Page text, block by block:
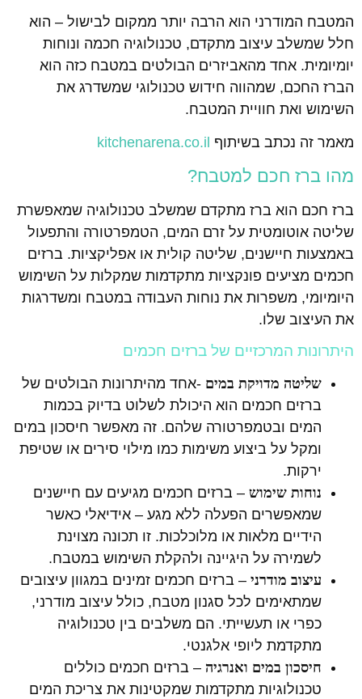
המטבח המודרני הוא הרבה יותר ממקום לבישול – הוא
חלל שמשלב עיצוב מתקדם, טכנולוגיה חכמה ונוחות
יומיומית. אחד מהאביזרים הבולטים במטבח כזה הוא
הברז החכם, שמהווה חידוש טכנולוגי שמשדרג את
השימוש ואת חוויית המטבח.
מאמר זה נכתב בשיתוףkitchenarena.co.il
מהו ברז חכם למטבח?
ברז חכם הוא ברז מתקדם שמשלב טכנולוגיה שמאפשרת
שליטה אוטומטית על זרם המים, הטמפרטורה והתפעול
באמצעות חיישנים, שליטה קולית או אפליקציות. ברזים
חכמים מציעים פונקציות מתקדמות שמקלות על השימוש
היומיומי, משפרות את נוחות העבודה במטבח ומשדרגות
את העיצוב שלו.
היתרונות המרכזיים של ברזים חכמים
שליטה מדויקת במים-אחד מהיתרונות הבולטים של
ברזים חכמים הוא היכולת לשלוט בדיוק בכמות
המים ובטמפרטורה שלהם. זה מאפשר חיסכון במים
ומקל על ביצוע משימות כמו מילוי סירים או שטיפת
ירקות.
נוחות שימוש– ברזים חכמים מגיעים עם חיישנים
שמאפשרים הפעלה ללא מגע – אידיאלי כאשר
הידיים מלאות או מלוכלכות. זו תכונה מצוינת
לשמירה על היגיינה ולהקלת השימוש במטבח.
עיצוב מודרני– ברזים חכמים זמינים במגוון עיצובים
שמתאימים לכל סגנון מטבח, כולל עיצוב מודרני,
כפרי או תעשייתי. הם משלבים בין טכנולוגיה
מתקדמת ליופי אלגנטי.
חיסכון במים ואנרגיה– ברזים חכמים כוללים
טכנולוגיות מתקדמות שמקטינות את צריכת המים